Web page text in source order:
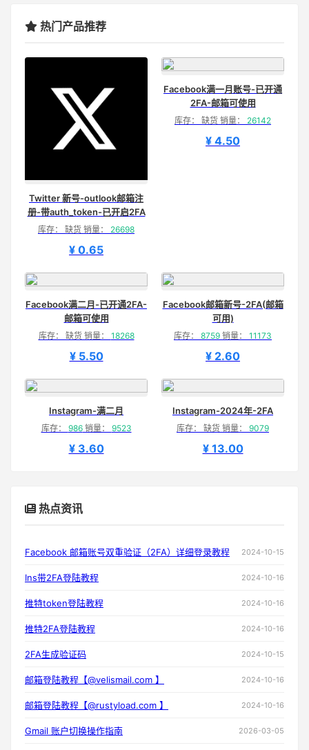
热门产品推荐
Twitter 新号-outlook邮箱注
册-带auth_token-已开启2FA
库存： 缺货 销量： 26698
¥ 0.65
Facebook满一月账号-已开通
2FA-邮箱可使用
库存： 缺货 销量： 26142
¥ 4.50
Facebook满二月-已开通2FA-
邮箱可使用
库存： 缺货 销量： 18268
¥ 5.50
Facebook邮箱新号-2FA(邮箱
可用)
库存： 8759 销量： 11173
¥ 2.60
Instagram-满二月
库存： 986销量： 9523
¥ 3.60
Instagram-2024年-2FA
库存： 缺货 销量： 9079
¥ 13.00
热点资讯
Facebook 邮箱账号双重验证（2FA）详细登录教程 2024-10-15
Ins带2FA登陆教程 2024-10-16
推特token登陆教程 2024-10-16
推特2FA登陆教程 2024-10-16
2FA生成验证码 2024-10-15
邮箱登陆教程【@velismail.com 】 2024-10-16
邮箱登陆教程【@rustyload.com 】 2024-10-16
Gmail 账户切换操作指南 2026-03-05